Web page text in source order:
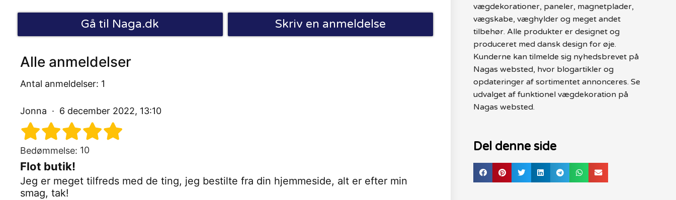
Gå til Naga.dk Skriv en anmeldelse
Alle anmeldelser
Antal anmeldelser: 1
Jonna 6 december 2022, 13:10
Bedømmelse: 10
Flot butik!
Jeg er meget tilfreds med de ting, jeg bestilte fra din hjemmeside, alt er efter min
smag, tak!
vægdekorationer, paneler, magnetplader,
vægskabe, væghylder og meget andet
tilbehør. Alle produkter er designet og
produceret med dansk design for øje.
Kunderne kan tilmelde sig nyhedsbrevet på
Nagas websted, hvor blogartikler og
opdateringer af sortimentet annonceres. Se
udvalget af funktionel vægdekoration på
Nagas websted.
Del denne side